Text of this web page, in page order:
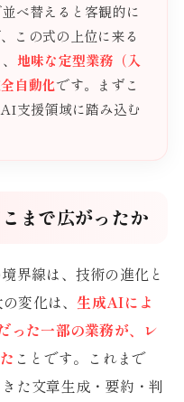
べ替えると客観的に
この式の上位に来る
地味な定型業務（入
自動化です。まずこ
支援領域に踏み込む
まで広がったか
界線は、技術の進化と
変化は、 生成AIによ
った一部の業務が、レ
ことです。これまで
た文章生成・要約・判